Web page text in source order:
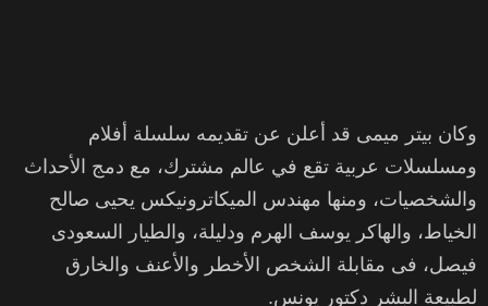
وكان بيتر ميمى قد أعلن عن تقديمه سلسلة أفلام
ومسلسلات عربية تقع في عالم مشترك، مع دمج الأحداث
والشخصيات، ومنها مهندس الميكاترونيكس يحيى صالح
الخياط، والهاكر يوسف الهرم ودليلة، والطيار السعودى
فيصل، فى مقابلة الشخص الأخطر والأعنف والخارق
لطبيعة البشر دكتور يونس.